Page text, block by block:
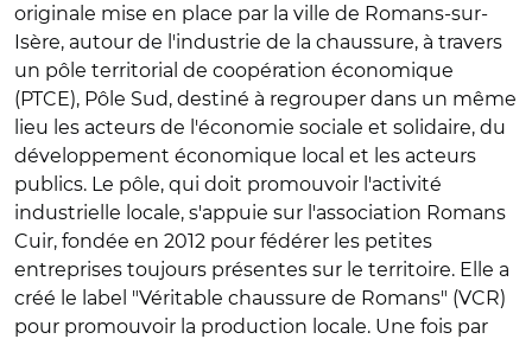
originale mise en place par la ville de Romans-sur-
Isère, autour de l'industrie de la chaussure, à travers
un pôle territorial de coopération économique
(PTCE), Pôle Sud, destiné à regrouper dans un même
lieu les acteurs de l'économie sociale et solidaire, du
développement économique local et les acteurs
publics. Le pôle, qui doit promouvoir l'activité
industrielle locale, s'appuie sur l'association Romans
Cuir, fondée en 2012 pour fédérer les petites
entreprises toujours présentes sur le territoire. Elle a
créé le label "Véritable chaussure de Romans" (VCR)
pour promouvoir la production locale. Une fois par